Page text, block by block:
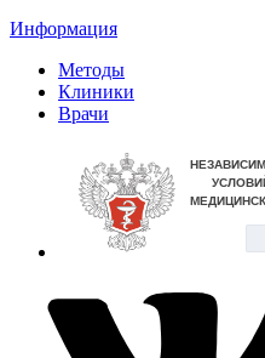
Информация
Методы
Клиники
Врачи